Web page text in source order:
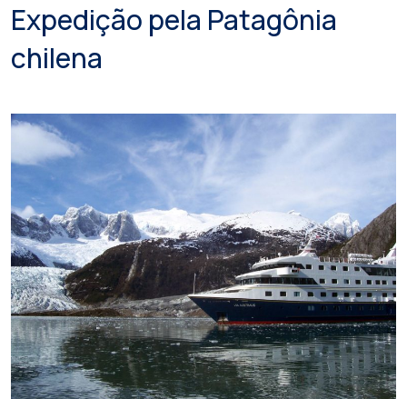
Expedição pela Patagônia
chilena